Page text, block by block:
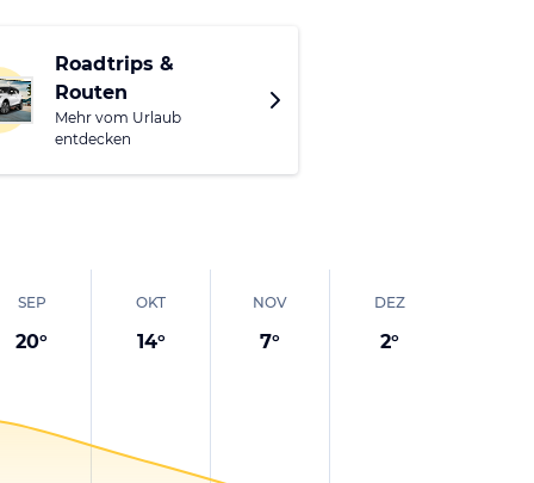
Reiseziel,
Roadtrips &
Routen
Mehr vom Urlaub
entdecken
SEP
20°
OKT
14°
NOV
7°
DEZ
2°